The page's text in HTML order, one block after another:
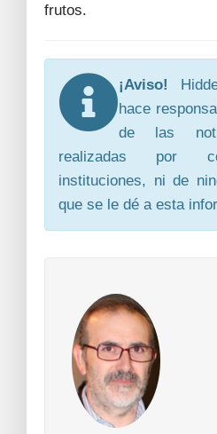
frutos.
¡Aviso!
hace
de las
realizadas por
instituciones, ni de
que se le dé a esta